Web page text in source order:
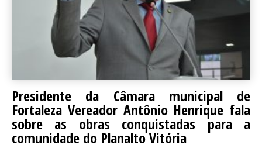
Presidente da Câmara municipal de
Fortaleza Vereador Antônio Henrique fala
sobre as obras conquistadas para a
comunidade do Planalto Vitória